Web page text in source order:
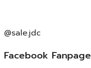
@sale.jdc
Facebook Fanpage